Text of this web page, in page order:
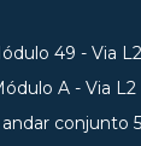
49 - Via
A - Via
conjunto